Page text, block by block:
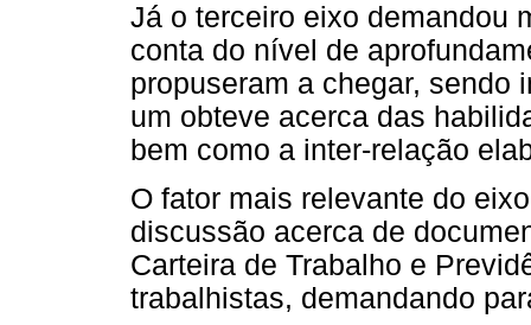
Já o terceiro eixo demandou
conta do nível de
propuseram a chegar, sendo
um obteve acerca das
bem como a inter-relação
O fator mais relevante do
discussão acerca de
Carteira de Trabalho e
trabalhistas, demandando